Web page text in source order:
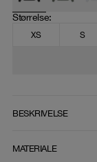
Størrelse:
XS S
BESKRIVELSE
MATERIALE